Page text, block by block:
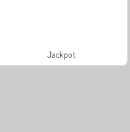
Jackpot